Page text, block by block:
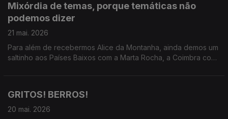
Mixórdia de temas, porque temáticas não
podemos dizer
21 mai. 2026
Para além de recebermos Alice da Montanha, ainda demos um
saltinho aos Países Baixos com a Marta Rocha, a Coimbra com
GRITOS! BERROS!
20 mai. 2026